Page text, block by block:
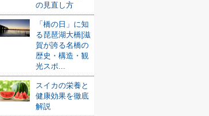
の見直し方
「橋の日」に知
る琵琶湖大橋|滋
賀が誇る名橋の
歴史・構造・観
光スポ...
スイカの栄養と
健康効果を徹底
解説